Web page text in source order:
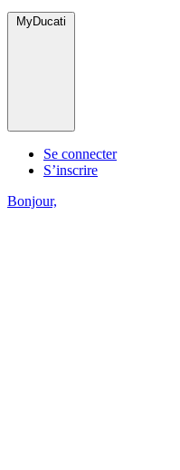
MyDucati
Se connecter
S’inscrire
Bonjour,